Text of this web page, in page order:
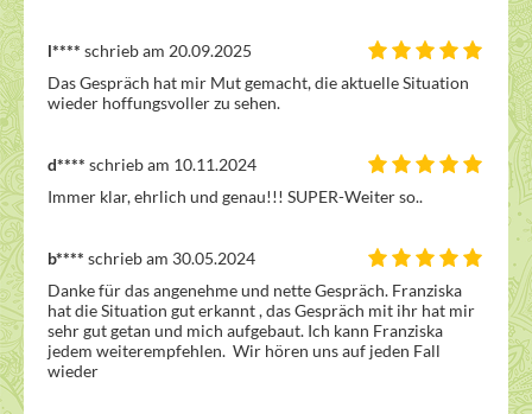
l**** schrieb am 20.09.2025
Das Gespräch hat mir Mut gemacht, die aktuelle Situation
wieder hoffungsvoller zu sehen.
d**** schrieb am 10.11.2024
Immer klar, ehrlich und genau!!! SUPER-Weiter so..
b**** schrieb am 30.05.2024
Danke für das angenehme und nette Gespräch. Franziska
hat die Situation gut erkannt , das Gespräch mit ihr hat mir
sehr gut getan und mich aufgebaut. Ich kann Franziska
jedem weiterempfehlen.  Wir hören uns auf jeden Fall
wieder